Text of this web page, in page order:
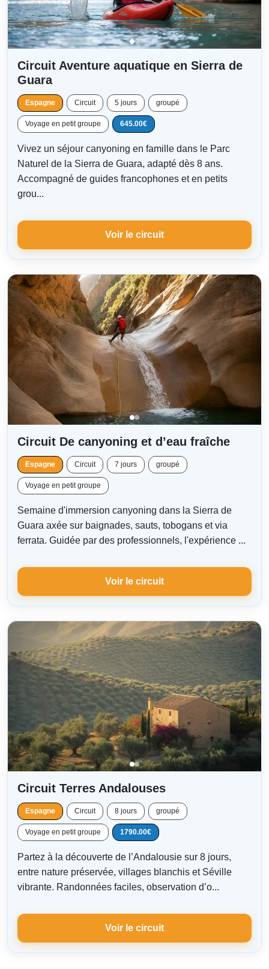
Circuit Aventure aquatique en Sierra de
Guara
Espagne Circuit 5 jours groupé
Voyage en petit groupe 645.00€
Vivez un séjour canyoning en famille dans le Parc
Naturel de la Sierra de Guara, adapté dès 8 ans.
Accompagné de guides francophones et en petits
grou...
Voir le circuit
Circuit De canyoning et d’eau fraîche
Espagne Circuit 7 jours groupé
Voyage en petit groupe
Semaine d'immersion canyoning dans la Sierra de
Guara axée sur baignades, sauts, tobogans et via
ferrata. Guidée par des professionnels, l'expérience ...
Voir le circuit
Circuit Terres Andalouses
Espagne Circuit 8 jours groupé
Voyage en petit groupe 1790.00€
Partez à la découverte de l’Andalousie sur 8 jours,
entre nature préservée, villages blanchis et Séville
vibrante. Randonnées faciles, observation d’o...
Voir le circuit